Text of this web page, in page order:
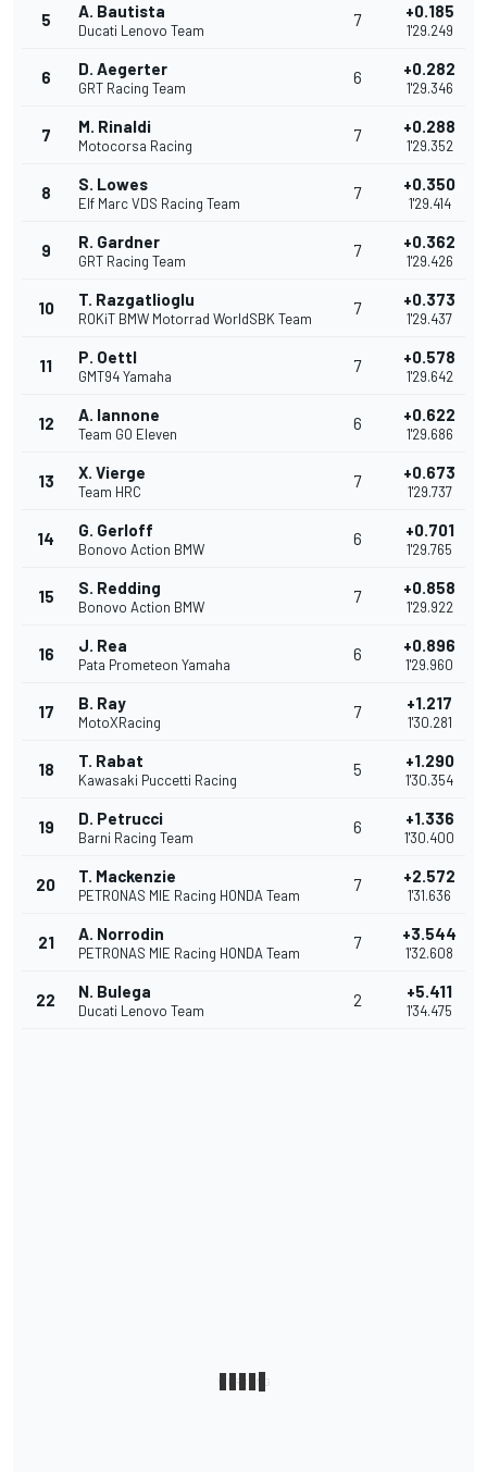
5 A. Bautista
Ducati Lenovo Team
7 +0.185
1'29.249
6 D. Aegerter
GRT Racing Team
6 +0.282
1'29.346
7 M. Rinaldi
Motocorsa Racing
7 +0.288
1'29.352
8 S. Lowes
Elf Marc VDS Racing Team
7 +0.350
1'29.414
9 R. Gardner
GRT Racing Team
7 +0.362
1'29.426
10 T. Razgatlioglu
ROKiT BMW Motorrad WorldSBK Team
7 +0.373
1'29.437
11 P. Oettl
GMT94 Yamaha
7 +0.578
1'29.642
12 A. Iannone
Team GO Eleven
6 +0.622
1'29.686
13 X. Vierge
Team HRC
7 +0.673
1'29.737
14 G. Gerloff
Bonovo Action BMW
6 +0.701
1'29.765
15 S. Redding
Bonovo Action BMW
7 +0.858
1'29.922
16 J. Rea
Pata Prometeon Yamaha
6 +0.896
1'29.960
17 B. Ray
MotoXRacing
7 +1.217
1'30.281
18 T. Rabat
Kawasaki Puccetti Racing
5 +1.290
1'30.354
19 D. Petrucci
Barni Racing Team
6 +1.336
1'30.400
20 T. Mackenzie
PETRONAS MIE Racing HONDA Team
7 +2.572
1'31.636
21 A. Norrodin
PETRONAS MIE Racing HONDA Team
7 +3.544
1'32.608
22 N. Bulega
Ducati Lenovo Team
2 +5.411
1'34.475